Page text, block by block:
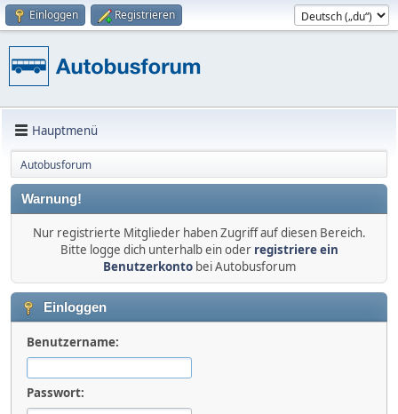
Einloggen Registrieren
Hauptmenü
Autobusforum
Warnung!
Nur registrierte Mitglieder haben Zugriff auf diesen Bereich.
Bitte logge dich unterhalb ein oder registriere ein
Benutzerkontobei Autobusforum
Einloggen
Benutzername:
Passwort: